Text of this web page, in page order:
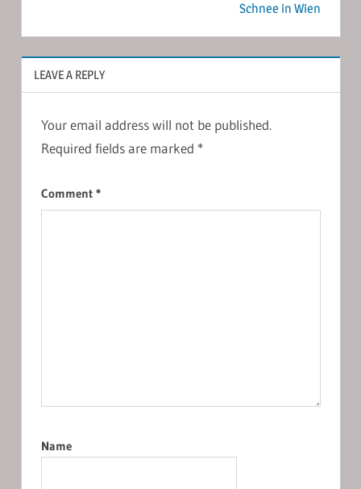
Schnee in Wien
LEAVE A REPLY
Your email address will not be published.
Required fields are marked *
Comment *
Name